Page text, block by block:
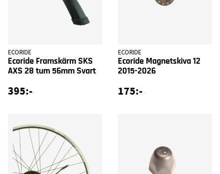
ECORIDE
Ecoride Framskärm SKS
AXS 28 tum 56mm Svart
395:-
ECORIDE
Ecoride Magnetskiva 12
2015-2026
175:-